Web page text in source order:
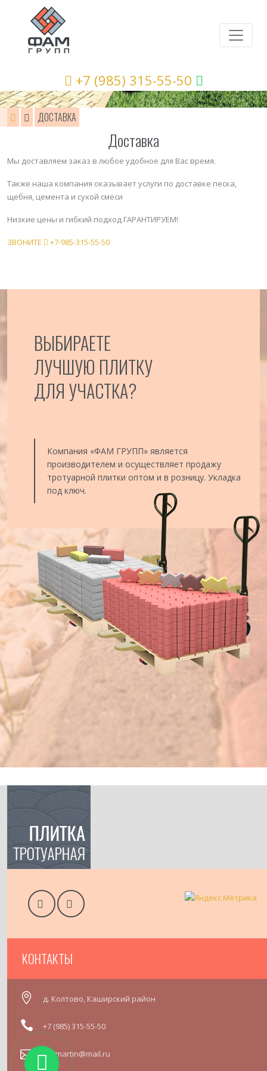
+7 (985) 315-55-50
ДОСТАВКА
Доставка
Мы доставляем заказ в любое удобное для Вас время.
Также наша компания оказывает услуги по доставке песка,
щебня, цемента и сухой смеси
Низкие цены и гибкий подход ГАРАНТИРУЕМ!
ЗВОНИТЕ +7-985-315-55-50
ВЫБИРАЕТЕ
ЛУЧШУЮ ПЛИТКУ
ДЛЯ УЧАСТКА?
Компания «ФАМ ГРУПП» является
производителем и осуществляет продажу
тротуарной плитки оптом и в розницу. Укладка
под ключ.
КОНТАКТЫ
д. Колтово, Каширский район
+7 (985) 315-55-50
999martin@mail.ru